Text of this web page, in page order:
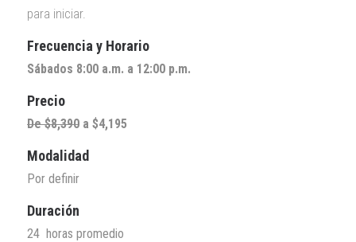
para iniciar.
Frecuencia y Horario
Sábados 8:00 a.m. a 12:00 p.m.
Precio
De $8,390 a $4,195
Modalidad
Por definir
Duración
24 horas promedio